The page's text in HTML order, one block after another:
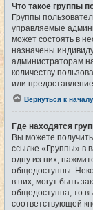
Что такое группы
Группы
управляемые
может состоять в
назначены
администраторам
количеству
или
Вернуться к началу
Где находятся
Вы можете
ссылке «Группы» в
одну из них,
общедоступны.
в них, могут быть
общедоступна, то
соответствующей